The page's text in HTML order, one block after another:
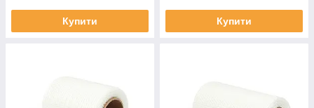
Купити Купити